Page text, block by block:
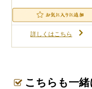
詳しくはこちら
こちらも一